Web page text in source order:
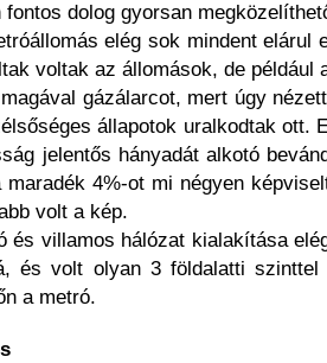
fontos dolog gyorsan
elég sok mindent
voltak az állomások, de
gázálarcot, mert úgy
állapotok uralkodtak ott.
jelentős hányadát alkotó
maradék 4%-ot mi négyen
volt a kép.
és villamos hálózat kialakítása
és volt olyan 3 földalatti
a metró.